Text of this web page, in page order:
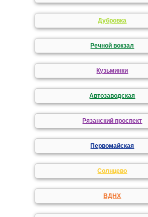
Дубровка
Речной вокзал
Кузьминки
Автозаводская
Рязанский проспект
Первомайская
Солнцево
ВДНХ